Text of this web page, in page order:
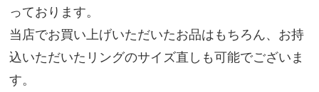
っております。
当店でお買い上げいただいたお品はもちろん、お持
込いただいたリングのサイズ直しも可能でございま
す。